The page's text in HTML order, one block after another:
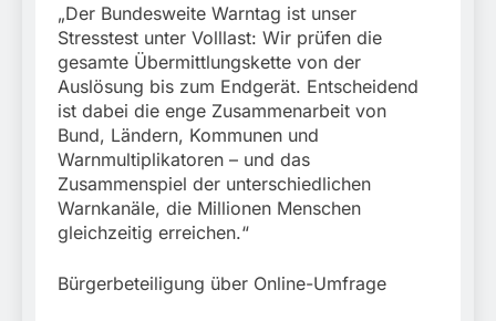
„Der Bundesweite Warntag ist unser
Stresstest unter Volllast: Wir prüfen die
gesamte Übermittlungskette von der
Auslösung bis zum Endgerät. Entscheidend
ist dabei die enge Zusammenarbeit von
Bund, Ländern, Kommunen und
Warnmultiplikatoren – und das
Zusammenspiel der unterschiedlichen
Warnkanäle, die Millionen Menschen
gleichzeitig erreichen.“
Bürgerbeteiligung über Online-Umfrage